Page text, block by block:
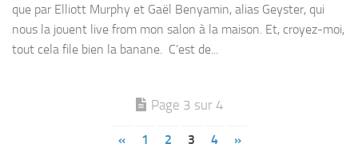
que par Elliott Murphy et Gaël Benyamin, alias Geyster, qui
nous la jouent live from mon salon à la maison. Et, croyez-moi,
tout cela file bien la banane. C’est de...
Page 3 sur 4
« 1 2 3 4 »